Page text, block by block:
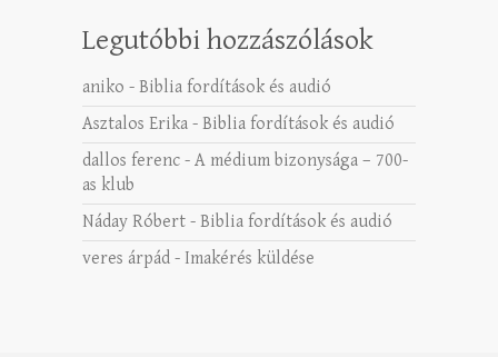
Legutóbbi hozzászólások
aniko - Biblia fordítások és audió
Asztalos Erika - Biblia fordítások és audió
dallos ferenc - A médium bizonysága – 700-
as klub
Náday Róbert - Biblia fordítások és audió
veres árpád - Imakérés küldése